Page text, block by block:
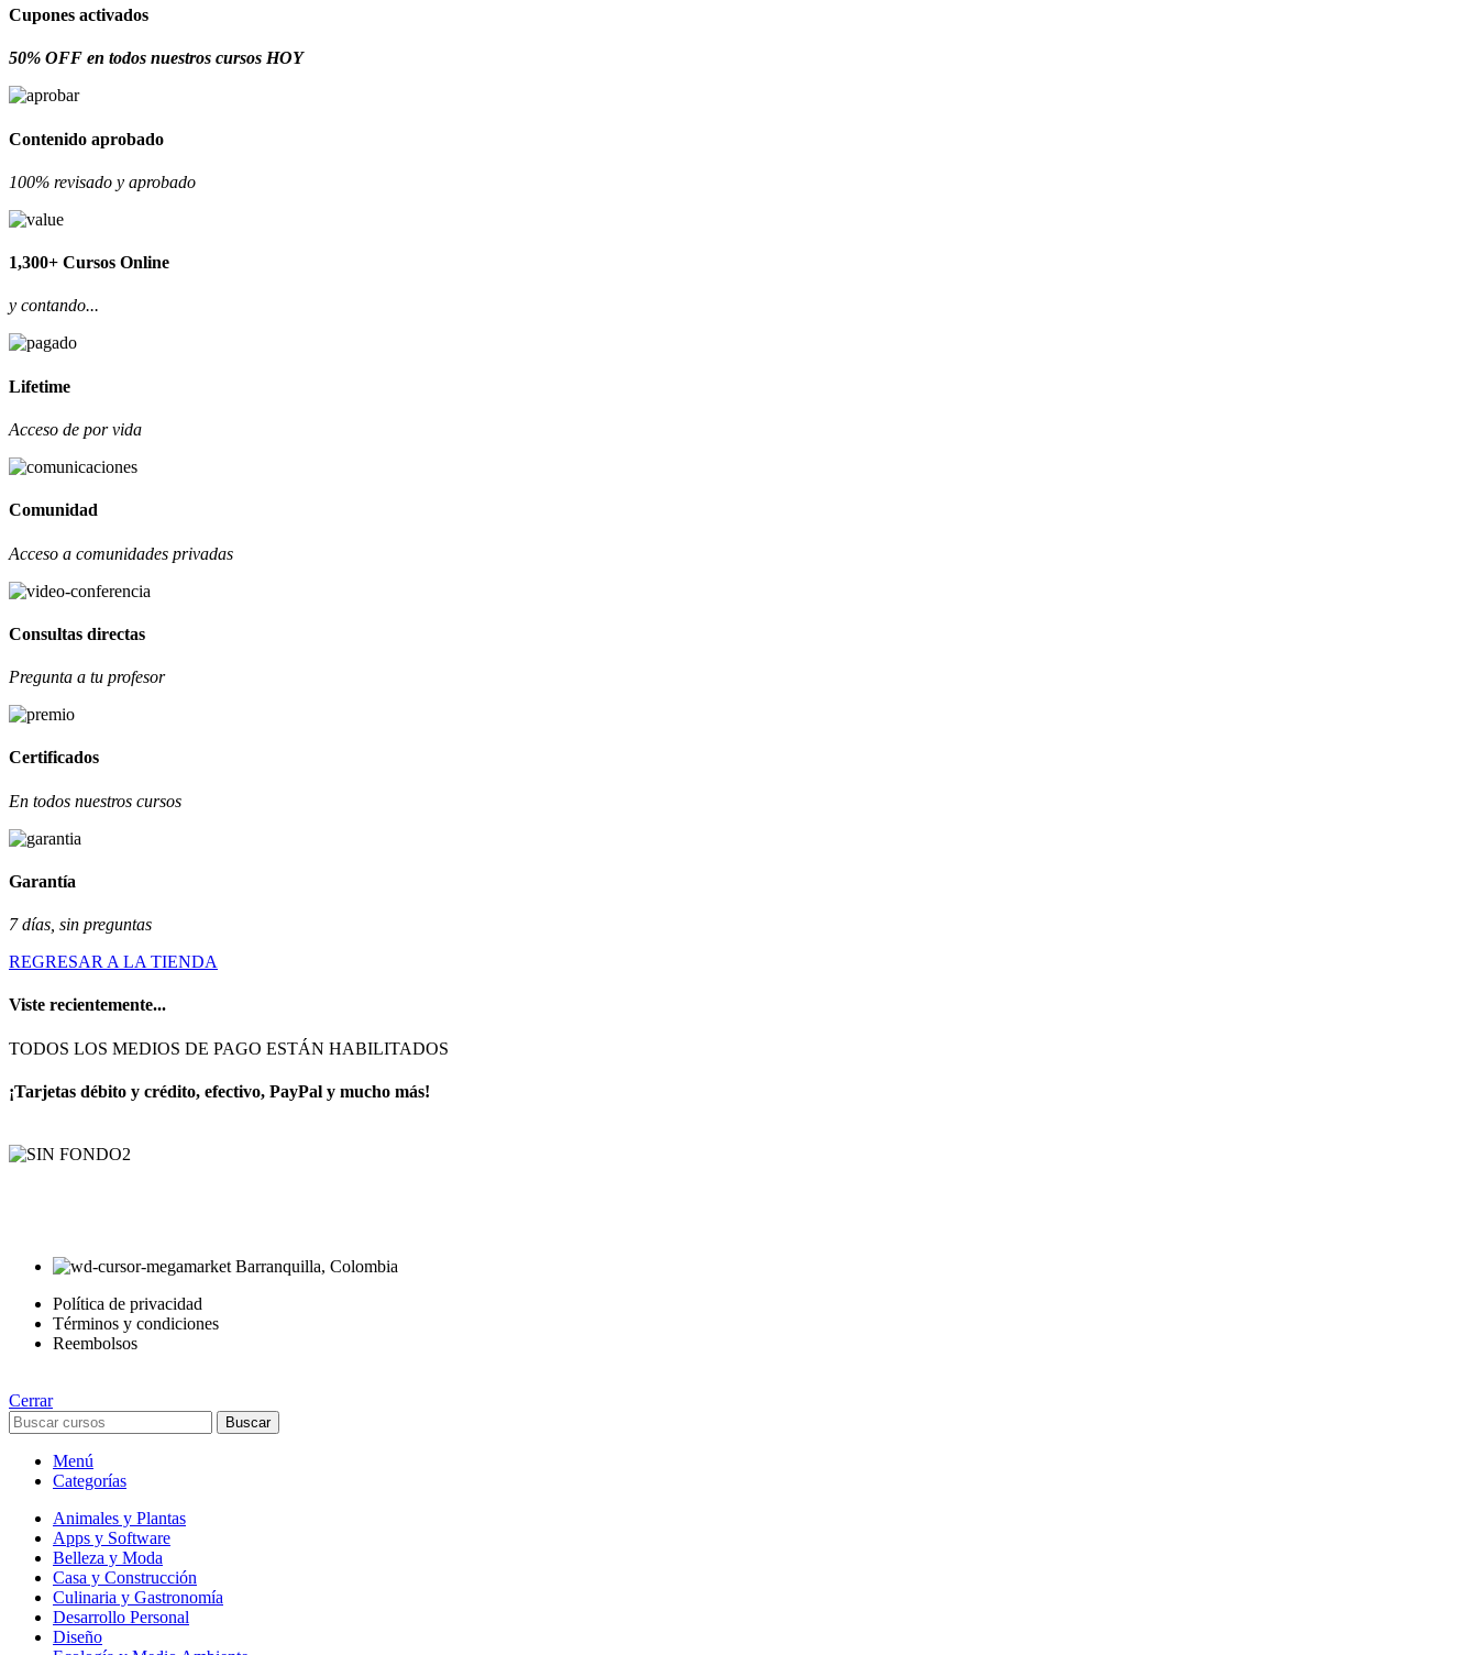
Cupones activados
50% OFF en todos nuestros cursos HOY
Contenido aprobado
100% revisado y aprobado
1,300+ Cursos Online
y contando...
Lifetime
Acceso de por vida
Comunidad
Acceso a comunidades privadas
Consultas directas
Pregunta a tu profesor
Certificados
En todos nuestros cursos
Garantía
7 días, sin preguntas
REGRESAR A LA TIENDA
Viste recientemente...
TODOS LOS MEDIOS DE PAGO ESTÁN HABILITADOS
¡Tarjetas débito y crédito, efectivo, PayPal y mucho más!
Barranquilla, Colombia
Política de privacidad
Términos y condiciones
Reembolsos
Cerrar
Buscar
Menú
Categorías
Animales y Plantas
Apps y Software
Belleza y Moda
Casa y Construcción
Culinaria y Gastronomía
Desarrollo Personal
Diseño